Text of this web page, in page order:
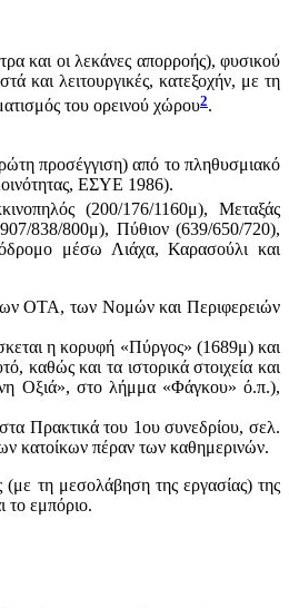
και οι λεκάνες απορροής), φυσικού
και λειτουργικές, κατεξοχήν, με τη
του ορεινού χώρου2.
προσέγγιση) από το πληθυσμιακό
ΕΣΥΕ 1986).
(200/176/1160μ), Μεταξάς
838/800μ), Πύθιον (639/650/720),
μέσω Λιάχα, Καρασούλι και
των ΟΤΑ, των Νομών και Περιφερειών
η κορυφή «Πύργος» (1689μ) και
και τα ιστορικά στοιχεία και
Οξιά», στο λήμμα «Φάγκου» ό.π.),
Πρακτικά του 1ου συνεδρίου, σελ.
κατοίκων πέραν των καθημερινών.
(με τη μεσολάβηση της εργασίας) της
το εμπόριο.